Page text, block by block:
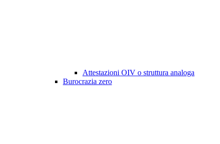
Attestazioni OIV o struttura analoga
Burocrazia zero